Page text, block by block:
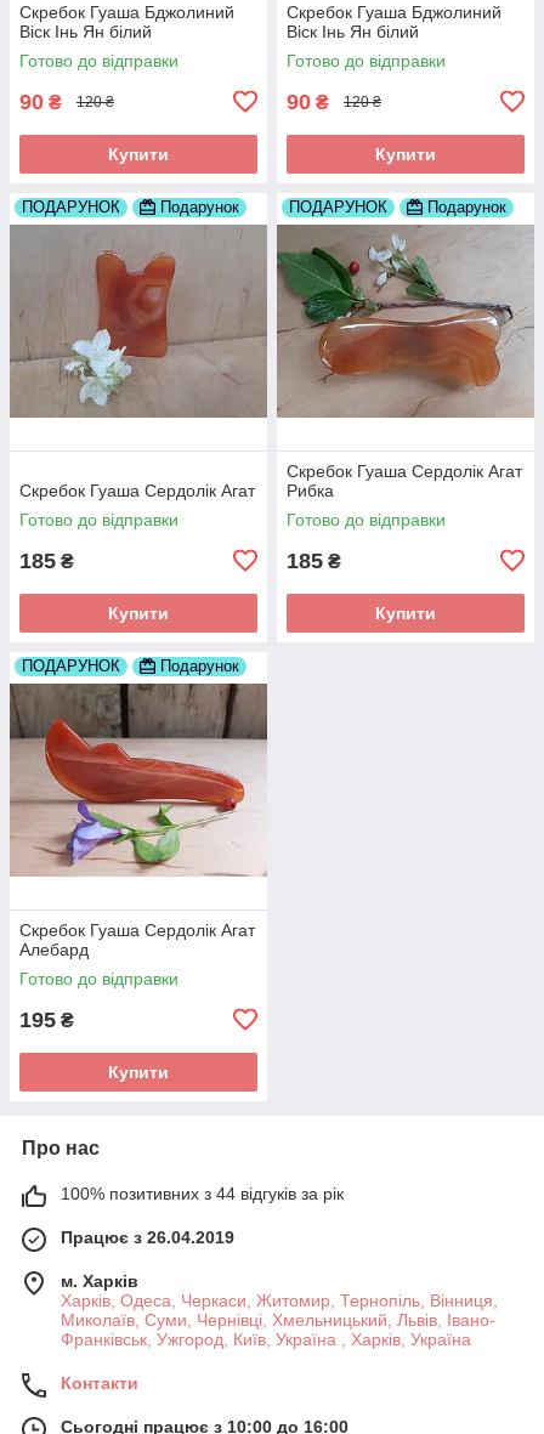
Скребок Гуаша Бджолиний
Віск Інь Ян білий
Готово до відправки
90 ₴ 120 ₴
Купити
Скребок Гуаша Бджолиний
Віск Інь Ян білий
Готово до відправки
90 ₴ 120 ₴
Купити
ПОДАРУНОК Подарунок
Скребок Гуаша Сердолік Агат
Готово до відправки
185 ₴
Купити
ПОДАРУНОК Подарунок
Скребок Гуаша Сердолік Агат
Рибка
Готово до відправки
185 ₴
Купити
ПОДАРУНОК Подарунок
Скребок Гуаша Сердолік Агат
Алебард
Готово до відправки
195 ₴
Купити
Про нас
100% позитивних з 44 відгуків за рік
Працює з 26.04.2019
м. Харків
Харків, Одеса, Черкаси, Житомир, Тернопіль, Вінниця,
Миколаїв, Суми, Чернівці, Хмельницький, Львів, Івано-
Франківськ, Ужгород, Київ, Україна , Харків, Україна
Контакти
Сьогодні працює з 10:00 до 16:00